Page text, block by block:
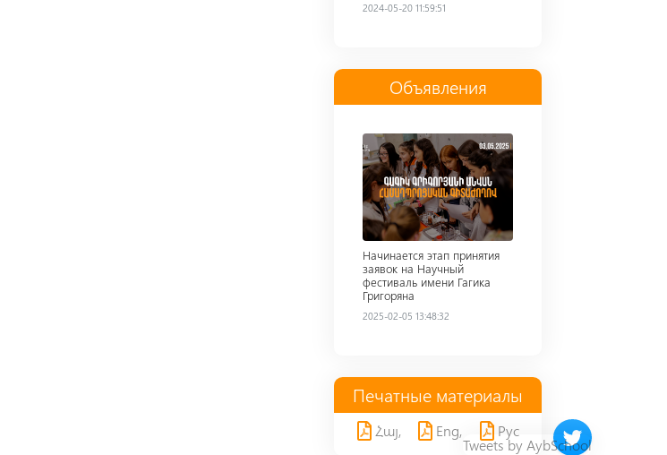
2024-05-20 11:59:51
Объявления
Read more
Начинается этап принятия
заявок на Научный
фестиваль имени Гагика
Григоряна
2025-02-05 13:48:32
Печатные материалы
Հայ, Eng, Рус Twitter timeline
Tweets by AybSchool